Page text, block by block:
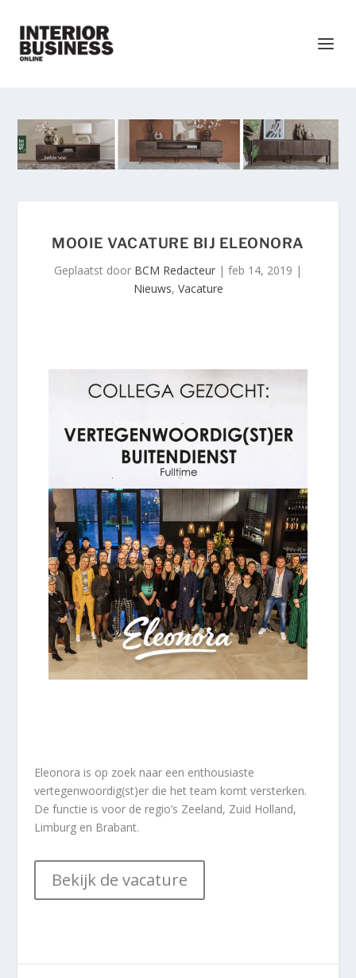
MOOIE VACATURE BIJ ELEONORA
Geplaatst door BCM Redacteur | feb 14, 2019 |
Nieuws, Vacature
Eleonora is op zoek naar een enthousiaste
vertegenwoordig(st)er die het team komt versterken.
De functie is voor de regio’s Zeeland, Zuid Holland,
Limburg en Brabant.
Bekijk de vacature